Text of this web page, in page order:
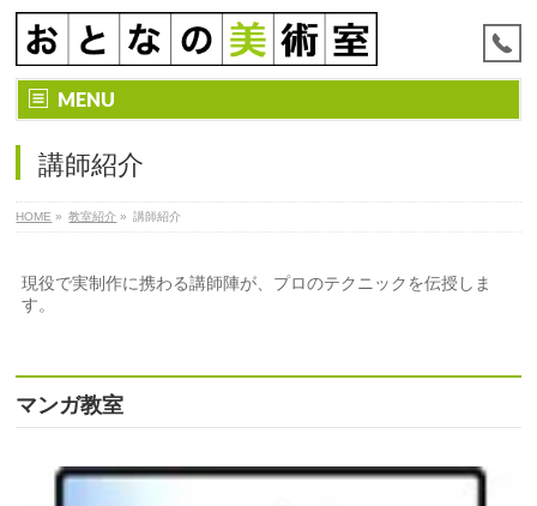
MENU
講師紹介
HOME » 教室紹介 » 講師紹介
現役で実制作に携わる講師陣が、プロのテクニックを伝授しま
す。
マンガ教室